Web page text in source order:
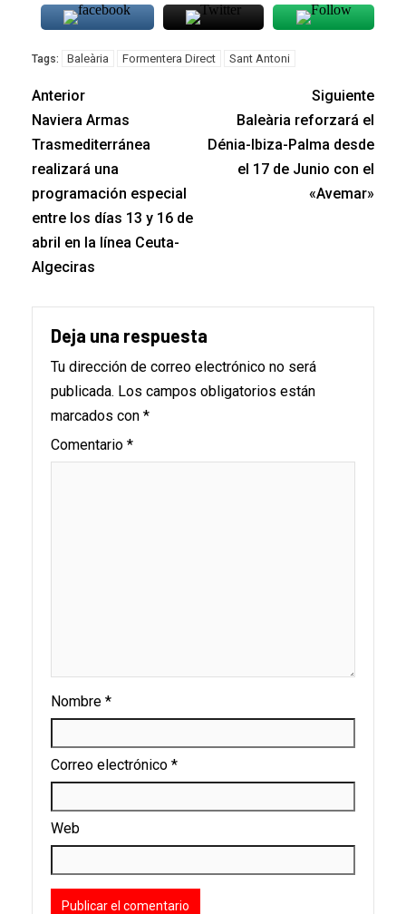
Tags: Baleària Formentera Direct Sant Antoni
Anterior
Naviera Armas
Trasmediterránea
realizará una
programación especial
entre los días 13 y 16 de
abril en la línea Ceuta-
Algeciras
Siguiente
Baleària reforzará el
Dénia-Ibiza-Palma desde
el 17 de Junio con el
«Avemar»
Deja una respuesta
Tu dirección de correo electrónico no será
publicada. Los campos obligatorios están
marcados con *
Comentario *
Nombre *
Correo electrónico *
Web